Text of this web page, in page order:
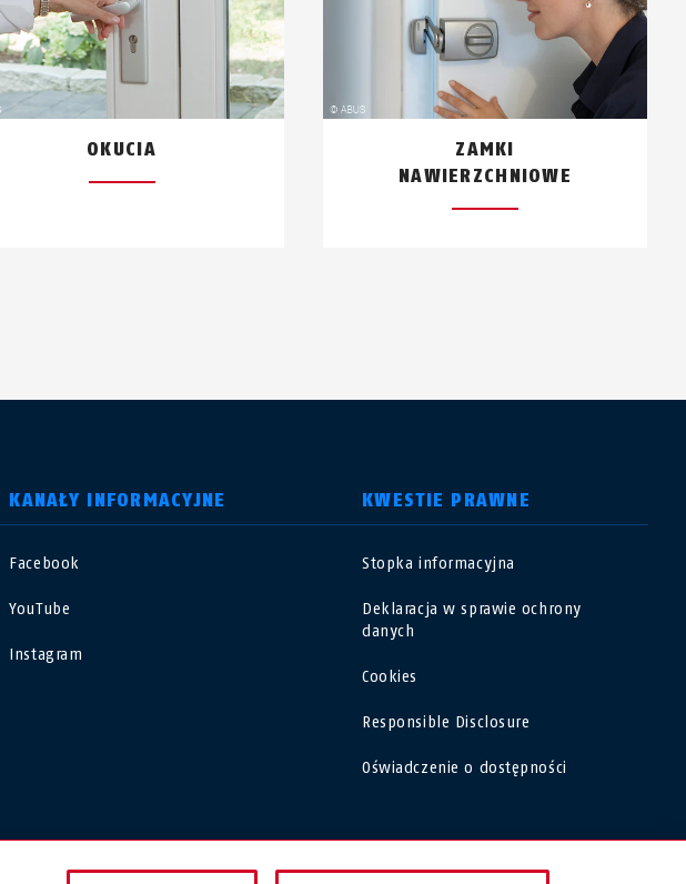
OKUCIA
ZAMKI
NAWIERZCHNIOWE
KANAŁY INFORMACYJNE
Facebook
YouTube
Instagram
KWESTIE PRAWNE
Stopka informacyjna
Deklaracja w sprawie ochrony
danych
Cookies
Responsible Disclosure
Oświadczenie o dostępności
Magyarország